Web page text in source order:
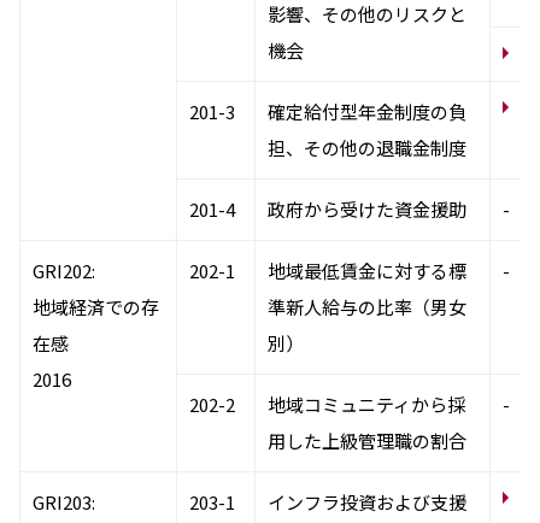
影響、その他のリスクと
機会
201-3
確定給付型年金制度の負
担、その他の退職金制度
201-4 政府から受けた資金援助 -
GRI202:
地域経済での存
在感
2016
202-1
地域最低賃金に対する標
準新人給与の比率（男女
別）
-
202-2
地域コミュニティから採
用した上級管理職の割合
-
GRI203:
203-1
インフラ投資および支援